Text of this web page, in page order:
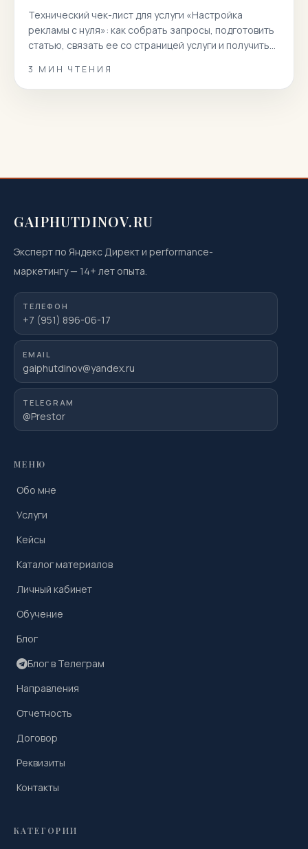
Технический чек-лист для услуги «Настройка
рекламы с нуля»: как собрать запросы, подготовить
статью, связать ее со страницей услуги и получить
3 МИН ЧТЕНИЯ
GAIPHUTDINOV.RU
Эксперт по Яндекс Директ и performance-
маркетингу— 14+ лет опыта.
ТЕЛЕФОН
+7 (951) 896-06-17
EMAIL
gaiphutdinov@yandex.ru
TELEGRAM
@Prestor
МЕНЮ
Обо мне
Услуги
Кейсы
Каталог материалов
Личный кабинет
Обучение
Блог
Блог в Телеграм
Направления
Отчетность
Договор
Реквизиты
Контакты
КАТЕГОРИИ